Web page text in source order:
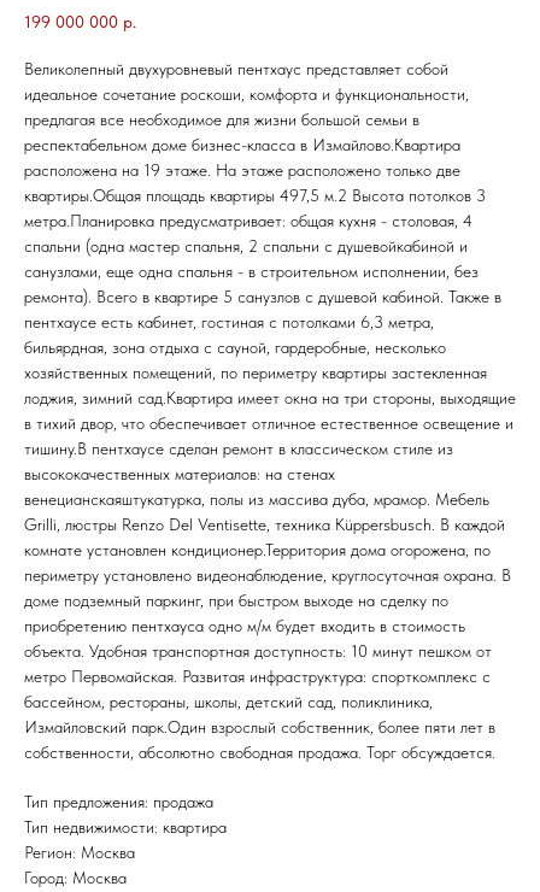
199 000 000 р.
Великолепный двухуровневый пентхаус представляет собой
идеальное сочетание роскоши, комфорта и функциональности,
предлагая все необходимое для жизни большой семьи в
респектабельном доме бизнес-класса в Измайлово.Квартира
расположена на 19 этаже. На этаже расположено только две
квартиры.Общая площадь квартиры 497,5 м.2 Высота потолков 3
метра.Планировка предусматривает: общая кухня - столовая, 4
спальни (одна мастер спальня, 2 спальни с душевойкабиной и
санузлами, еще одна спальня - в строительном исполнении, без
ремонта). Всего в квартире 5 санузлов с душевой кабиной. Также в
пентхаусе есть кабинет, гостиная с потолками 6,3 метра,
бильярдная, зона отдыха с сауной, гардеробные, несколько
хозяйственных помещений, по периметру квартиры застекленная
лоджия, зимний сад.Квартира имеет окна на три стороны, выходящие
в тихий двор, что обеспечивает отличное естественное освещение и
тишину.В пентхаусе сделан ремонт в классическом стиле из
высококачественных материалов: на стенах
венецианскаяштукатурка, полы из массива дуба, мрамор. Мебель
Grilli, люстры Renzo Del Ventisette, техника Küppersbusch. В каждой
комнате установлен кондиционер.Территория дома огорожена, по
периметру установлено видеонаблюдение, круглосуточная охрана. В
доме подземный паркинг, при быстром выходе на сделку по
приобретению пентхауса одно м/м будет входить в стоимость
объекта. Удобная транспортная доступность: 10 минут пешком от
метро Первомайская. Развитая инфраструктура: спорткомплекс с
бассейном, рестораны, школы, детский сад, поликлиника,
Измайловский парк.Один взрослый собственник, более пяти лет в
собственности, абсолютно свободная продажа. Торг обсуждается.
Тип предложения: продажа
Тип недвижимости: квартира
Регион: Москва
Город: Москва